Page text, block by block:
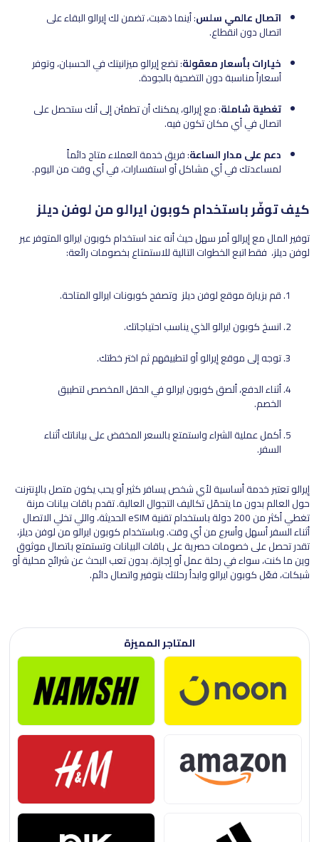
اتصال عالمي سلس: أينما ذهبت، تضمن لك إيرالو البقاء على
اتصال دون انقطاع.
خيارات بأسعار معقولة: تضع إيرالو ميزانيتك في الحسبان، وتوفر
أسعاراً مناسبة دون التضحية بالجودة.
تغطية شاملة: مع إيرالو، يمكنك أن تطمئن إلى أنك ستحصل على
اتصال في أي مكان تكون فيه.
دعم على مدار الساعة: فريق خدمة العملاء متاح دائماً
لمساعدتك في أي مشاكل أو استفسارات، في أي وقت من اليوم.
كيف توفّر باستخدام كوبون ايرالو من لوفن ديلز
توفير المال مع إيرالو أمر سهل حيث أنه عند استخدام كوبون ايرالو المتوفر عبر
لوفن ديلز، فقط اتبع الخطوات التالية للاستمتاع بخصومات رائعة:
قم بزيارة موقع لوفن ديلز وتصفح كوبونات ايرالو المتاحة.
انسخ كوبون ايرالو الذي يناسب احتياجاتك.
توجه إلى موقع إيرالو أو لتطبيقهم ثم اختر خطتك.
أثناء الدفع، ألصق كوبون ايرالو في الحقل المخصص لتطبيق
الخصم.
أكمل عملية الشراء واستمتع بالسعر المخفض على بياناتك أثناء
السفر.
إيرالو تعتبر خدمة أساسية لأي شخص يسافر كثير أو يحب يكون متصل بالإنترنت
حول العالم بدون ما يتحمّل تكاليف التجوال العالية. تقدم باقات بيانات مرنة
تغطي أكثر من 200 دولة باستخدام تقنية eSIM الحديثة، واللي تخلي الاتصال
أثناء السفر أسهل وأسرع من أي وقت. وباستخدام كوبون ايرالو من لوفن ديلز،
تقدر تحصل على خصومات حصرية على باقات البيانات وتستمتع باتصال موثوق
وين ما كنت، سواء في رحلة عمل أو إجازة. بدون تعب البحث عن شرائح محلية أو
شبكات، فعّل كوبون ايرالو وابدأ رحلتك بتوفير واتصال دائم.
المتاجر المميزة